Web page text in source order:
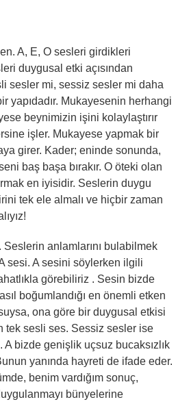
A, E, O sesleri girdikleri
duygusal etki açısından
sesler mi, sessiz sesler mi daha
yapıdadır. Mukayesenin herhangi
beynimizin işini kolaylaştırır
işler. Mukayese yapmak bir
girer. Kader; eninde sonunda,
baş başa bırakır. O öteki olan
en iyisidir. Seslerin duygu
tek ele almalı ve hiçbir zaman
anlamlarını bulabilmek
sesi. A sesini söylerken ilgili
görebiliriz . Sesin bizde
boğumlandığı en önemli etken
ona göre bir duygusal etkisi
tek sesli ses. Sessiz sesler ise
bizde genişlik uçsuz bucaksızlık
yanında hayreti de ifade eder.
benim vardığım sonuç,
bünyelerine